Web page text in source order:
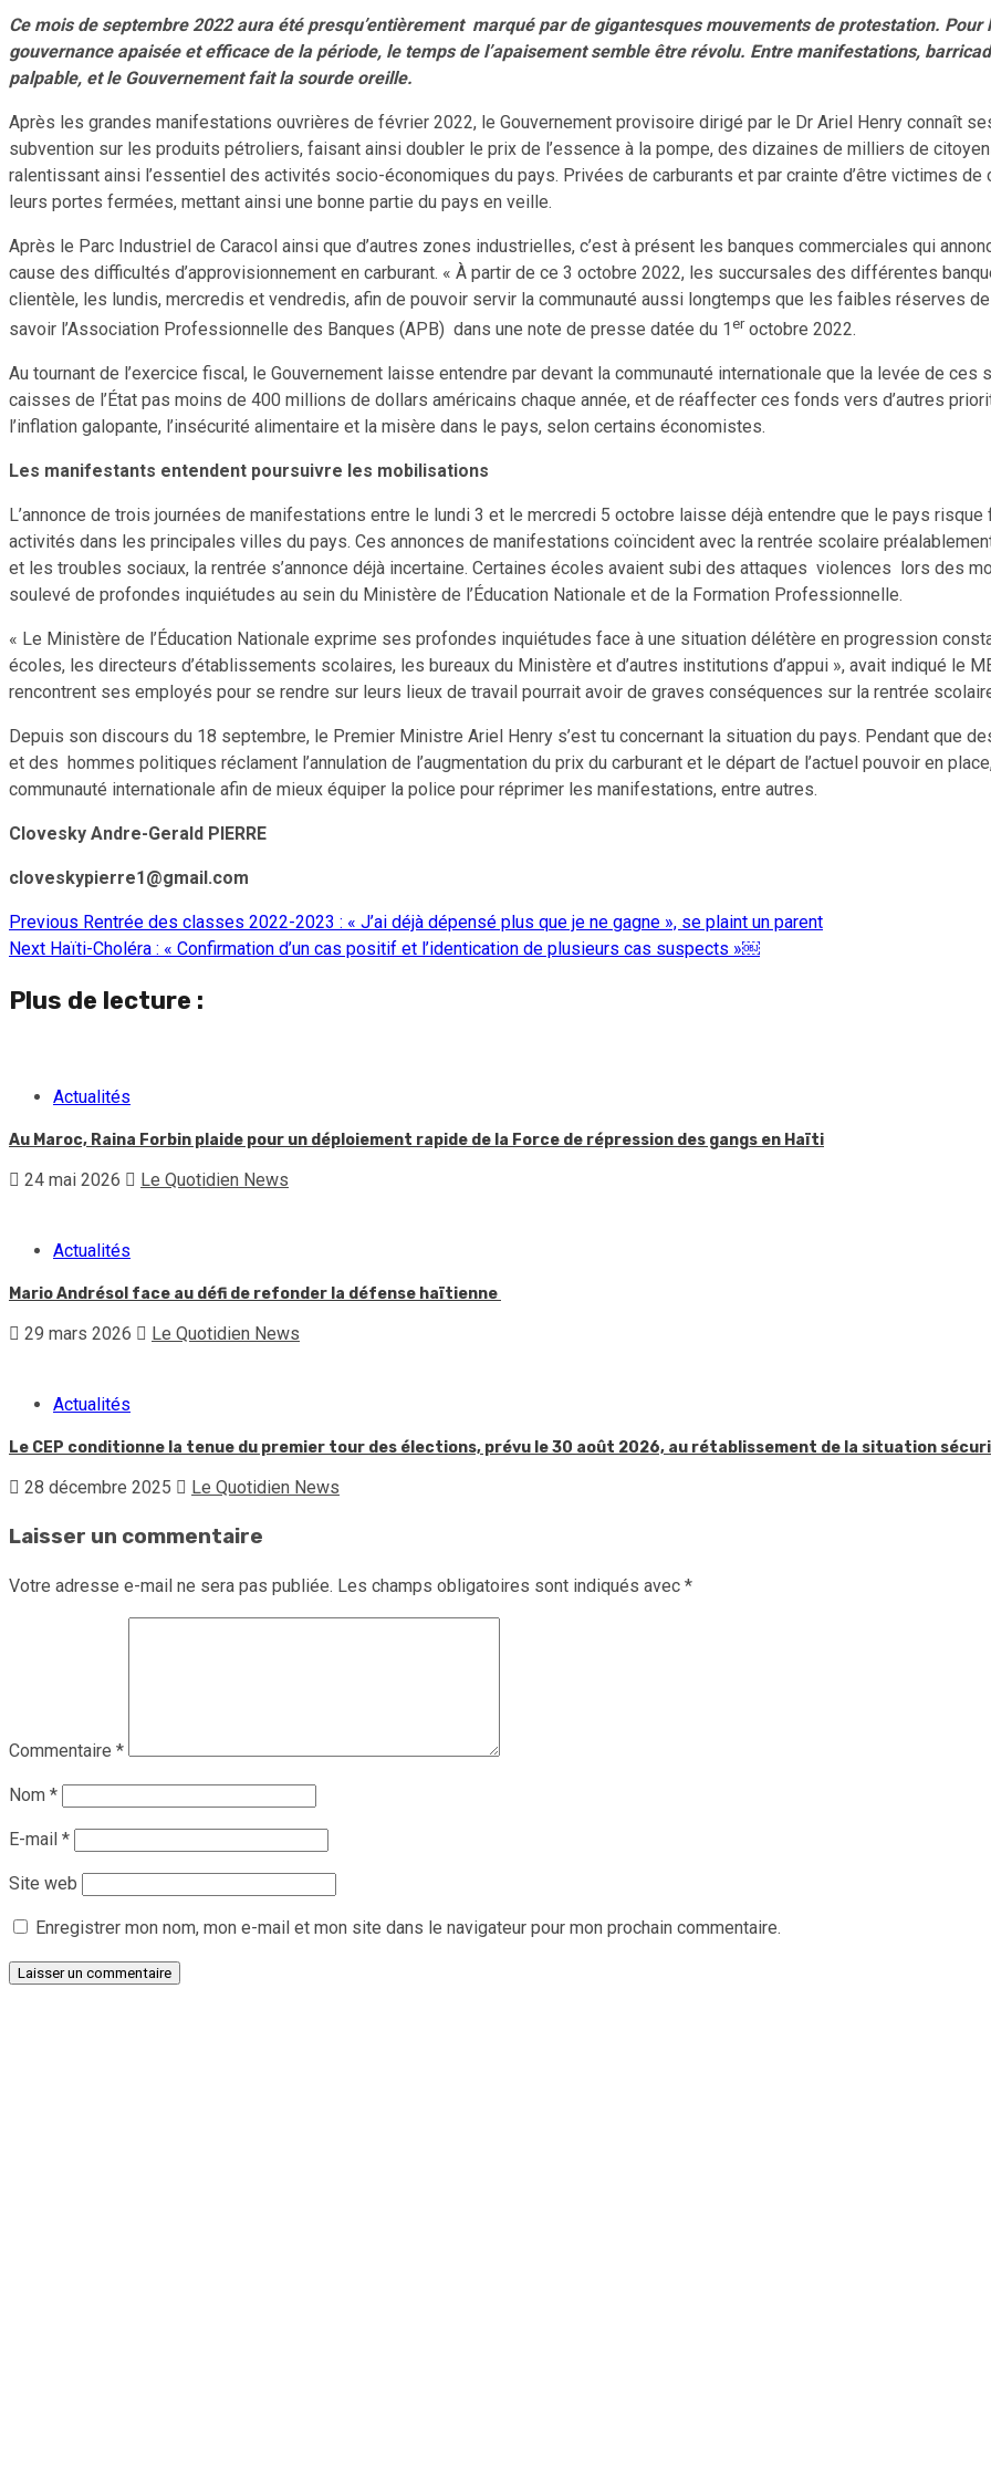
Ce mois de septembre 2022 aura été presqu’entièrement marqué par de gigantesques mouvements de protestation. Pour
gouvernance apaisée et efficace de la période, le temps de l’apaisement semble être révolu. Entre manifestations,
palpable, et le Gouvernement fait la sourde oreille.
Après les grandes manifestations ouvrières de février 2022, le Gouvernement provisoire dirigé par le Dr Ariel Henry connaît
subvention sur les produits pétroliers, faisant ainsi doubler le prix de l’essence à la pompe, des dizaines de milliers de
ralentissant ainsi l’essentiel des activités socio-économiques du pays. Privées de carburants et par crainte d’être victimes
leurs portes fermées, mettant ainsi une bonne partie du pays en veille.
Après le Parc Industriel de Caracol ainsi que d’autres zones industrielles, c’est à présent les banques commerciales qui
cause des difficultés d’approvisionnement en carburant. « À partir de ce 3 octobre 2022, les succursales des différentes
clientèle, les lundis, mercredis et vendredis, afin de pouvoir servir la communauté aussi longtemps que les faibles réserves
savoir l’Association Professionnelle des Banques (APB) dans une note de presse datée du 1 er octobre 2022.
Au tournant de l’exercice fiscal, le Gouvernement laisse entendre par devant la communauté internationale que la levée de
caisses de l’État pas moins de 400 millions de dollars américains chaque année, et de réaffecter ces fonds vers d’autres
l’inflation galopante, l’insécurité alimentaire et la misère dans le pays, selon certains économistes.
Les manifestants entendent poursuivre les mobilisations
L’annonce de trois journées de manifestations entre le lundi 3 et le mercredi 5 octobre laisse déjà entendre que le pays
activités dans les principales villes du pays. Ces annonces de manifestations coïncident avec la rentrée scolaire
et les troubles sociaux, la rentrée s’annonce déjà incertaine. Certaines écoles avaient subi des attaques violences lors des
soulevé de profondes inquiétudes au sein du Ministère de l’Éducation Nationale et de la Formation Professionnelle.
« Le Ministère de l’Éducation Nationale exprime ses profondes inquiétudes face à une situation délétère en progression
écoles, les directeurs d’établissements scolaires, les bureaux du Ministère et d’autres institutions d’appui », avait indiqué le
rencontrent ses employés pour se rendre sur leurs lieux de travail pourrait avoir de graves conséquences sur la rentrée
Depuis son discours du 18 septembre, le Premier Ministre Ariel Henry s’est tu concernant la situation du pays. Pendant que
et des hommes politiques réclament l’annulation de l’augmentation du prix du carburant et le départ de l’actuel pouvoir en
communauté internationale afin de mieux équiper la police pour réprimer les manifestations, entre autres.
Clovesky Andre-Gerald PIERRE
cloveskypierre1@gmail.com
Continue
Previous Rentrée des classes 2022-2023 : « J’ai déjà dépensé plus que je ne gagne », se plaint un parent
Next Haïti-Choléra : « Confirmation d’un cas positif et l’identication de plusieurs cas suspects »￼
Plus de lecture :
Actualités
Au Maroc, Raina Forbin plaide pour un déploiement rapide de la Force de répression des gangs en Haïti
24 mai 2026 Le Quotidien News
Actualités
Mario Andrésol face au défi de refonder la défense haïtienne
29 mars 2026 Le Quotidien News
Actualités
Le CEP conditionne la tenue du premier tour des élections, prévu le 30 août 2026, au rétablissement de la situation
28 décembre 2025 Le Quotidien News
Laisser un commentaire
Votre adresse e-mail ne sera pas publiée. Les champs obligatoires sont indiqués avec *
Commentaire *
Nom *
E-mail *
Site web
Enregistrer mon nom, mon e-mail et mon site dans le navigateur pour mon prochain commentaire.